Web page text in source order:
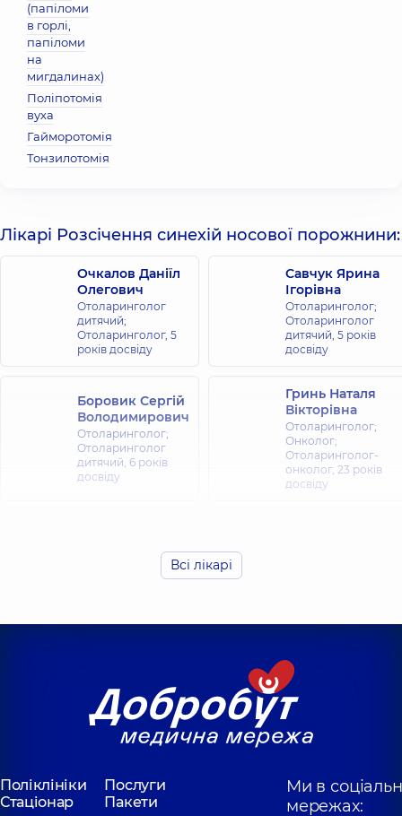
(папіломи
в горлі,
папіломи
на
мигдалинах)
Поліпотомія
вуха
Гайморотомія
Тонзилотомія
Лікарі Розсічення синехій носової порожнини:
Очкалов Даніїл
Олегович
Отоларинголог
дитячий;
Отоларинголог, 5
років досвіду
Савчук Ярина
Ігорівна
Отоларинголог;
Отоларинголог
дитячий, 5 років
досвіду
Боровик Сергій
Володимирович
Отоларинголог;
Отоларинголог
дитячий, 6 років
досвіду
Гринь Наталя
Вікторівна
Отоларинголог;
Онколог;
Отоларинголог-
онколог, 23 років
досвіду
досвіду
дитячий,7 років
Федорець Юлія
Олексіївна
Отоларинголог;
Отоларинголог
7 років
Любарець
Ангеліна
Олександрівна
Отоларинголог;
Отоларинголог
Всі лікарі
Поліклініки
Послуги
Стаціонар
Пакети
Ми в
мережах: